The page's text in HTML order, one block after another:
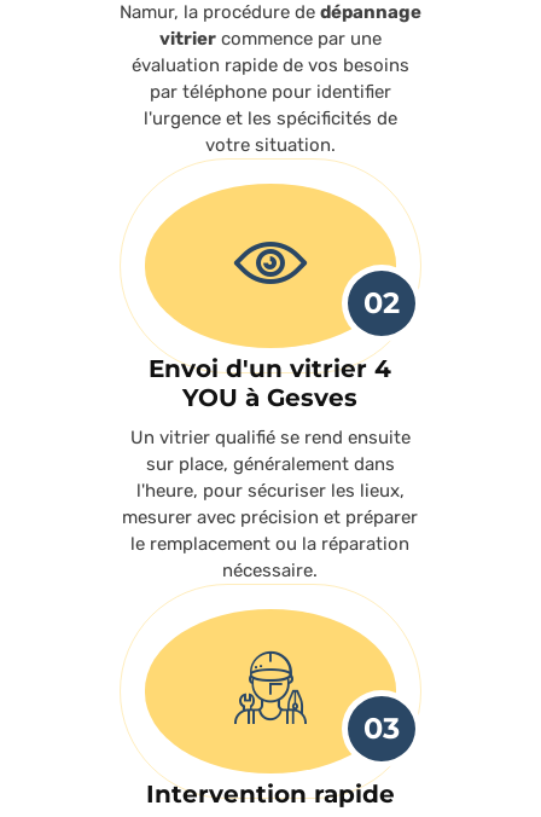
Namur, la procédure de dépannage
vitriercommence par une
évaluation rapide de vos besoins
par téléphone pour identifier
l'urgence et les spécificités de
votre situation.
02
Envoi d'un vitrier 4
YOU à Gesves
Un vitrier qualifié se rend ensuite
sur place, généralement dans
l'heure, pour sécuriser les lieux,
mesurer avec précision et préparer
le remplacement ou la réparation
nécessaire.
03
Intervention rapide